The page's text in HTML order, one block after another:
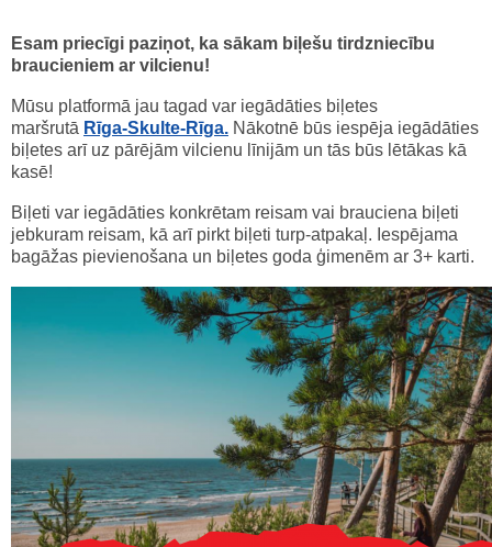
Esam priecīgi paziņot, ka sākam biļešu tirdzniecību
braucieniem ar vilcienu!
Mūsu platformā jau tagad var iegādāties biļetes
maršrutā Rīga-Skulte-Rīga. Nākotnē būs iespēja iegādāties
biļetes arī uz pārējām vilcienu līnijām un tās būs lētākas kā
kasē!
Biļeti var iegādāties konkrētam reisam vai brauciena biļeti
jebkuram reisam, kā arī pirkt biļeti turp-atpakaļ. Iespējama
bagāžas pievienošana un biļetes goda ģimenēm ar 3+ karti.